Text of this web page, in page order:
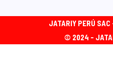
JATARIY PERÚ
© 2024 -